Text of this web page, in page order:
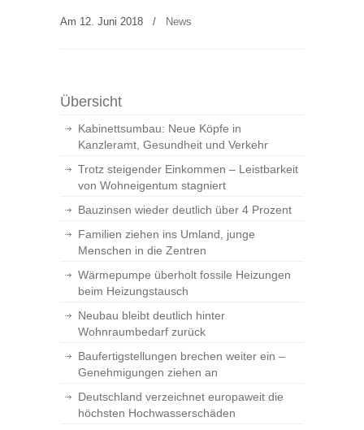
Am 12. Juni 2018 / News
Übersicht
Kabinettsumbau: Neue Köpfe in
Kanzleramt, Gesundheit und Verkehr
Trotz steigender Einkommen – Leistbarkeit
von Wohneigentum stagniert
Bauzinsen wieder deutlich über 4 Prozent
Familien ziehen ins Umland, junge
Menschen in die Zentren
Wärmepumpe überholt fossile Heizungen
beim Heizungstausch
Neubau bleibt deutlich hinter
Wohnraumbedarf zurück
Baufertigstellungen brechen weiter ein –
Genehmigungen ziehen an
Deutschland verzeichnet europaweit die
höchsten Hochwasserschäden